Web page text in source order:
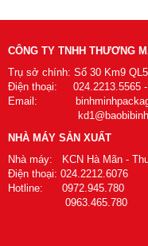
CÔNG TY TNHH THƯƠNG
Trụ sở chính: Số 30 Km9
Điện thoại: 024.2213.5565 -
Email:
NHÀ MÁY SẢN XUẤT
Nhà máy: KCN Hà Mãn -
Điện thoại: 024.2212.6076
Hotline: 0972.945.780
0963.465.780